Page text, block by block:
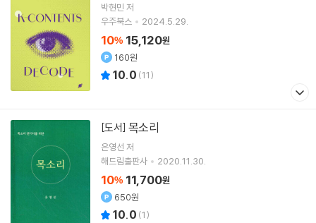
박현민 저
우주북스
2024.5.29.
10% 15,120원
160원
10.0 (11)
[도서] 목소리
은영선 저
해드림출판사
2020.11.30.
10% 11,700원
650원
10.0 (1)